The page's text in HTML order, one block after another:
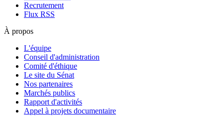
Recrutement
Flux RSS
À propos
L'équipe
Conseil d'administration
Comité d'éthique
Le site du Sénat
Nos partenaires
Marchés publics
Rapport d'activités
Appel à projets documentaire